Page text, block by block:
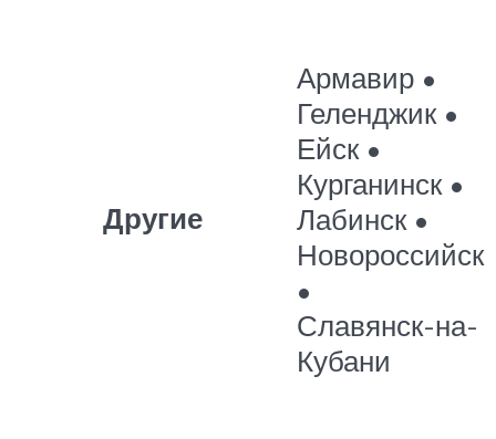
Другие
Армавир •
Геленджик •
Ейск •
Курганинск •
Лабинск •
Новороссийск
•
Славянск-на-
Кубани